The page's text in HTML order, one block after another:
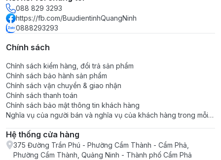
088 829 3293
https://fb.com/BuudientinhQuangNinh
0888293293
Chính sách
Chính sách kiểm hàng, đổi trả sản phẩm
Chính sách bảo hành sản phẩm
Chính sách vận chuyển & giao nhận
Chính sách thanh toán
Chính sách bảo mật thông tin khách hàng
Nghĩa vụ của người bán và nghĩa vụ của khách hàng trong mỗi
Hệ thống cửa hàng
375 Đường Trần Phú - Phường Cẩm Thành - Cẩm Phả,
Phường Cẩm Thành, Quảng Ninh - Thành phố Cẩm Phả